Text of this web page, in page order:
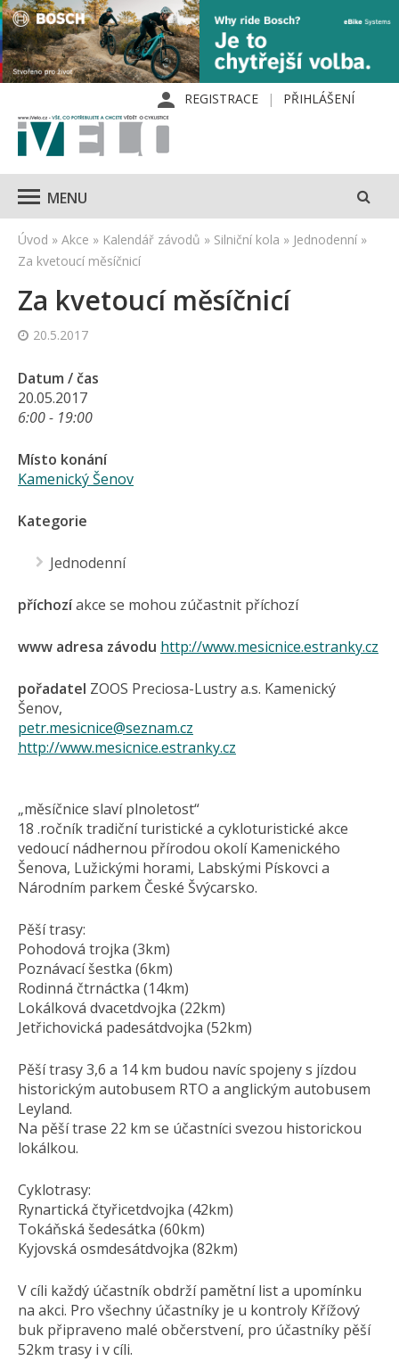
REGISTRACE PŘIHLÁŠENÍ
MENU
Úvod » Akce » Kalendář závodů » Silniční kola » Jednodenní »
Za kvetoucí měsíčnicí
Za kvetoucí měsíčnicí
20.5.2017
Datum / čas
20.05.2017
6:00 - 19:00
Místo konání
Kamenický Šenov
Kategorie
Jednodenní
příchozíakce se mohou zúčastnit příchozí
www adresa závodu http://www.mesicnice.estranky.cz
pořadatel ZOOS Preciosa-Lustry a.s. Kamenický
Šenov,
petr.mesicnice@seznam.cz
http://www.mesicnice.estranky.cz
„měsíčnice slaví plnoletost“
18 .ročník tradiční turistické a cykloturistické akce
vedoucí nádhernou přírodou okolí Kamenického
Šenova, Lužickými horami, Labskými Pískovci a
Národním parkem České Švýcarsko.
Pěší trasy:
Pohodová trojka (3km)
Poznávací šestka (6km)
Rodinná čtrnáctka (14km)
Lokálková dvacetdvojka (22km)
Jetřichovická padesátdvojka (52km)
Pěší trasy 3,6 a 14 km budou navíc spojeny s jízdou
historickým autobusem RTO a anglickým autobusem
Leyland.
Na pěší trase 22 km se účastníci svezou historickou
lokálkou.
Cyklotrasy:
Rynartická čtyřicetdvojka (42km)
Tokáňská šedesátka (60km)
Kyjovská osmdesátdvojka (82km)
V cíli každý účastník obdrží pamětní list a upomínku
na akci. Pro všechny účastníky je u kontroly Křížový
buk připraveno malé občerstvení, pro účastníky pěší
52km trasy i v cíli.